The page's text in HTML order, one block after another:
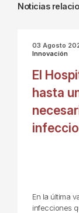
Noticias
03 Agosto
Innovación
El
hasta
En la última
infecciones